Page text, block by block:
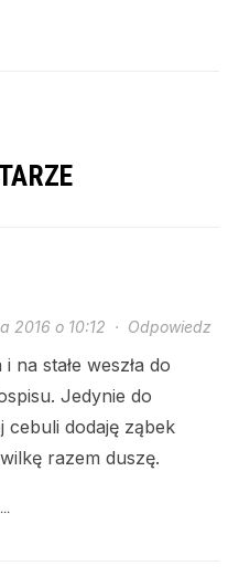
2016 o 10:12 · Odpowiedz
na stałe weszła do
Jedynie do
cebuli dodaję ząbek
razem duszę.